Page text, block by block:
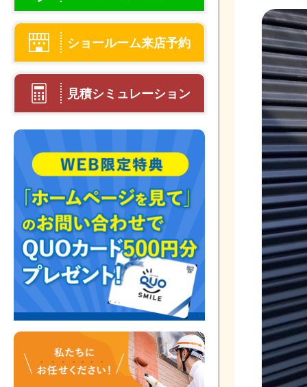
ショールーム来店予約
見積シミュレーション